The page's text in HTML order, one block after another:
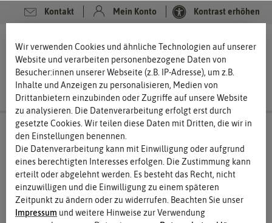
Kontakt Mein Konto Kontrast erhöhen
Wir verwenden Cookies und ähnliche Technologien auf unserer
Website und verarbeiten personenbezogene Daten von
Besucher:innen unserer Webseite (z.B. IP-Adresse), um z.B.
Inhalte und Anzeigen zu personalisieren, Medien von
Drittanbietern einzubinden oder Zugriffe auf unsere Website
zu analysieren. Die Datenverarbeitung erfolgt erst durch
gesetzte Cookies. Wir teilen diese Daten mit Dritten, die wir in
den Einstellungen benennen.
Die Datenverarbeitung kann mit Einwilligung oder aufgrund
eines berechtigten Interesses erfolgen. Die Zustimmung kann
erteilt oder abgelehnt werden. Es besteht das Recht, nicht
einzuwilligen und die Einwilligung zu einem späteren
Zeitpunkt zu ändern oder zu widerrufen. Beachten Sie unser
Impressum und weitere Hinweise zur Verwendung